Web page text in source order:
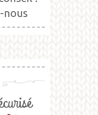
nous